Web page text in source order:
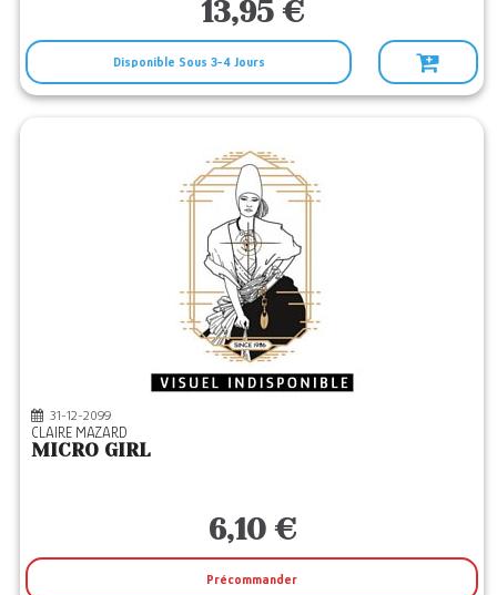
13,95 €
Disponible Sous 3-4 Jours
31-12-2099
CLAIRE MAZARD
MICRO GIRL
6,10 €
Précommander